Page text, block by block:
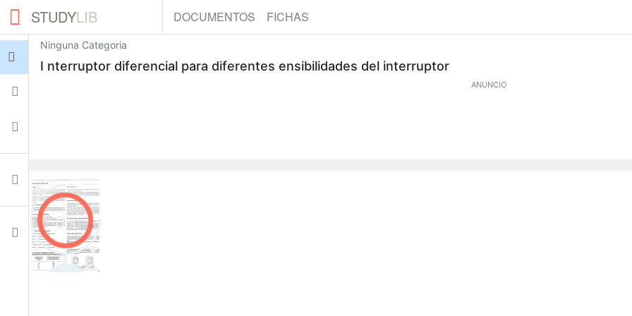
STUDYLIB DOCUMENTOS FICHAS
Documentos
Ajustes
Ninguna Categoria
I nterruptor diferencial para diferentes ensibilidades del interruptor
ANUNCIO
0